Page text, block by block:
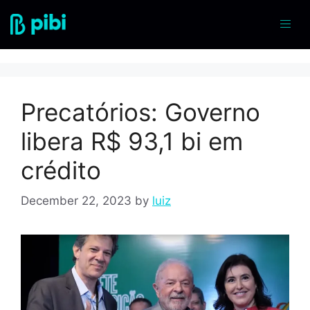
economia
Precatórios: Governo
libera R$ 93,1 bi em
crédito
December 22, 2023 by luiz